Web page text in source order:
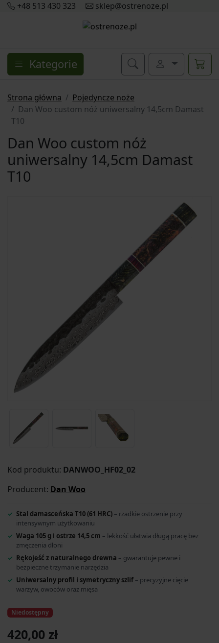
+48 513 430 323 sklep@ostrenoze.pl
Kategorie
Strona główna
Pojedyncze noże
Dan Woo custom nóż uniwersalny 14,5cm Damast
T10
Dan Woo custom nóż
uniwersalny 14,5cm Damast
T10
Kod produktu: DANWOO_HF02_02
Producent: Dan Woo
Stal damasceńska T10 (61 HRC) – rzadkie ostrzenie przy
intensywnym użytkowaniu
Waga 105 g i ostrze 14,5 cm – lekkość ułatwia długą pracę bez
zmęczenia dłoni
Rękojeść z naturalnego drewna – gwarantuje pewne i
bezpieczne trzymanie narzędzia
Uniwersalny profil i symetryczny szlif – precyzyjne cięcie
warzyw, owoców oraz mięsa
Niedostępny
420,00 zł